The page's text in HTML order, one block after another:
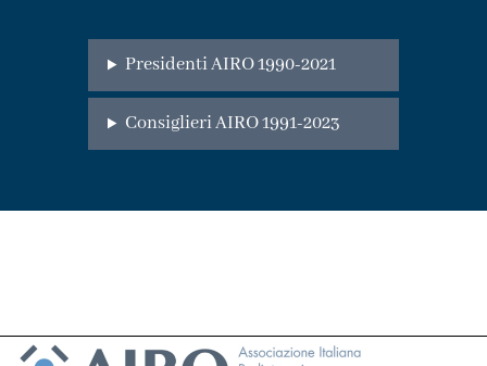
Presidenti AIRO 1990-2021
Consiglieri AIRO 1991-2023